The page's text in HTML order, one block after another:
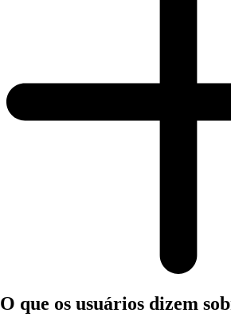
O que os usuários dizem